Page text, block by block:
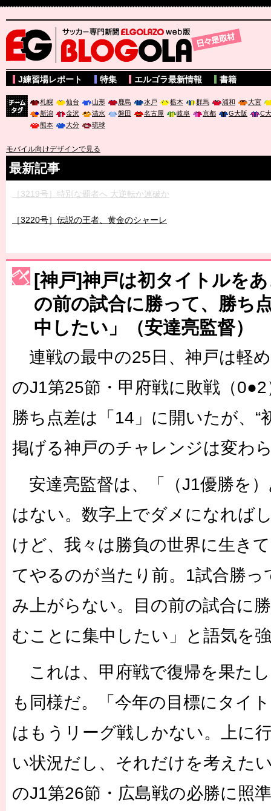
サッカー専門新聞ELGOLAZO web版 BLOGOLA
J練習場レポート 特集 エルゴラ最新情報 書籍
札幌 仙台 山形 鹿島 水戸 栃木 群馬 浦和
大宮
新潟
金沢 清水 磐田 名古屋 岐阜 京都 G大阪
C
熊本
大分 琉球
モバイル向けデザインで見る
最新記事
［3219号］特別な覇者へ 大逆転か連破か
［3220号］伝説の王者、黄金のシャーレ
［3230号］世界一への夢は終わらない
［3223号］一丸。日本出陣
［3222号］史上最大のW杯開幕 注目は「個」
長谷川 アーリアジャスールさんがシンポジウム「気候変動から命
[神戸]神戸は初タイトルを
の前の試合に勝って、勝ち
中したい」（安達亮監督）
連戦の最中の25日、神戸は軽
のJ1第25節・甲府戦に敗戦（
勝ち点差は「14」に開いたが、“
掲げる神戸のチャレンジは変わ
安達亮監督は、「（J1優勝を
はない。数字上でダメになれば
けど、我々は勝負の世界に生き
てやるのが当たり前。1試合勝っ
み上がらない。目の前の試合に
むことに集中したい」と語気を
これは、甲府戦で復帰を果た
も同様だ。「今年の目標にタイ
はもうリーグ戦しかない。上に
い状況だし、それだけを考えた
のJ1第26節・広島戦の必勝に照